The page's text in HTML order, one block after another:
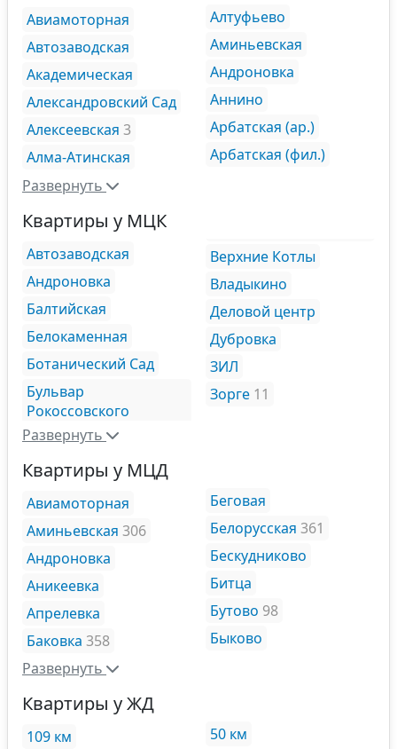
Авиамоторная
Автозаводская
Академическая
Александровский Сад
Алексеевская 3
Алма-Атинская
Алтуфьево
Аминьевская
Андроновка
Аннино
Арбатская (ар.)
Арбатская (фил.)
Развернуть
Квартиры у МЦК
Автозаводская
Андроновка
Балтийская
Белокаменная
Ботанический Сад
Бульвар
Рокоссовского
Верхние Котлы
Владыкино
Деловой центр
Дубровка
ЗИЛ
Зорге 11
Развернуть
Квартиры у МЦД
Авиамоторная
Аминьевская 306
Андроновка
Аникеевка
Апрелевка
Баковка 358
Беговая
Белорусская 361
Бескудниково
Битца
Бутово 98
Быково
Развернуть
Квартиры у ЖД
109 км
50 км